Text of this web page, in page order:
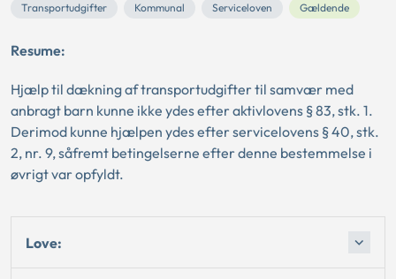
Transportudgifter
Kommunal Serviceloven Gældende
Resume:
Hjælp til dækning af transportudgifter til samvær med
anbragt barn kunne ikke ydes efter aktivlovens § 83, stk. 1.
Derimod kunne hjælpen ydes efter servicelovens § 40, stk.
2, nr. 9, såfremt betingelserne efter denne bestemmelse i
øvrigt var opfyldt.
Love: